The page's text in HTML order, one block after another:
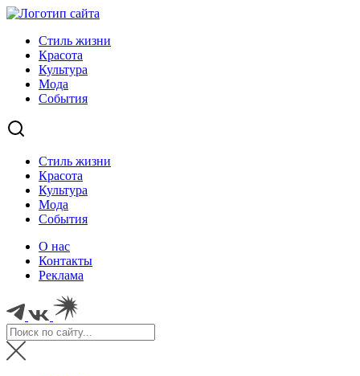
Стиль жизни
Красота
Культура
Мода
События
Стиль жизни
Красота
Культура
Мода
События
О нас
Контакты
Реклама